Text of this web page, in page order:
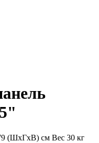
(ШхГхВ) см Вес 30 кг